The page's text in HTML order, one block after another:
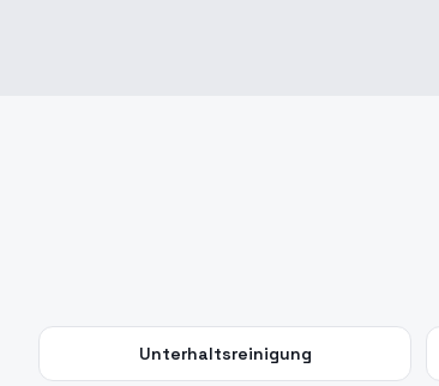
Unterhaltsreinigung